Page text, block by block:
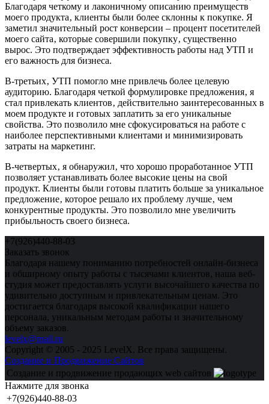
Благодаря четкому и лаконичному описанию преимуществ
моего продукта‚ клиенты были более склонны к покупке. Я
заметил значительный рост конверсии – процент посетителей
моего сайта‚ которые совершили покупку‚ существенно
вырос. Это подтверждает эффективность работы над УТП и
его важность для бизнеса.
В-третьих‚ УТП помогло мне привлечь более целевую
аудиторию. Благодаря четкой формулировке предложения‚ я
стал привлекать клиентов‚ действительно заинтересованных в
моем продукте и готовых заплатить за его уникальные
свойства. Это позволило мне сфокусироваться на работе с
наиболее перспективными клиентами и минимизировать
затраты на маркетинг.
В-четвертых‚ я обнаружил‚ что хорошо проработанное УТП
позволяет устанавливать более высокие цены на свой
продукт. Клиенты были готовы платить больше за уникальное
предложение‚ которое решало их проблему лучше‚ чем
конкурентные продукты. Это позволило мне увеличить
прибыльность своего бизнеса.
+7(926)440-88-03
Заказать звонок
Благодаря нашему пониманию потребностей онлайн-бизнеса
и обширному опыту работы с тысячами клиентов, наша веб-
студия может предоставлять услуги высочайшего качества по
удивительно доступным и привлекательным ценам. Это
достигается благодаря высокой квалификации нашего
персонала, уникальным методам работы и значительному
объему заказов.
levelx@mail.ru
Copyright © 2005 - 2025 LevelX. Все права защищены.
Создание и Продвижение Сайтов
Создание и продвижение продающих web сайтов
Нажмите для звонка
+7(926)440-88-03